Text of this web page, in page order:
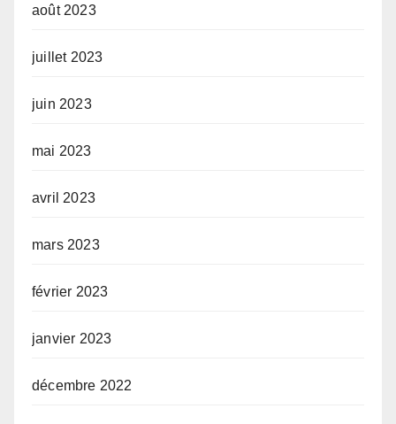
août 2023
juillet 2023
juin 2023
mai 2023
avril 2023
mars 2023
février 2023
janvier 2023
décembre 2022